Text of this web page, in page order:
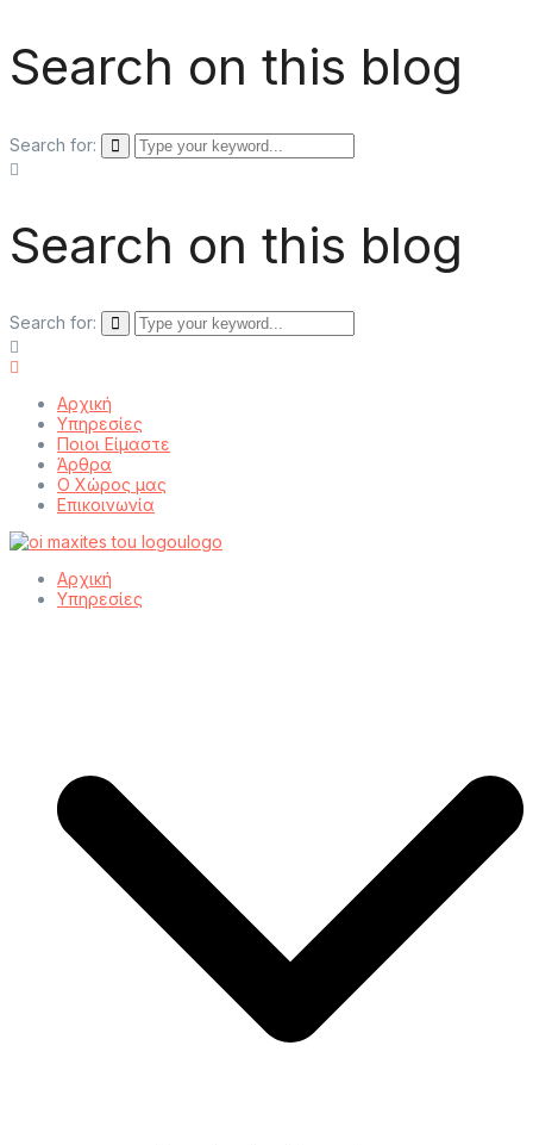
Search on this blog
Search for:
Search on this blog
Search for:
Αρχική
Υπηρεσίες
Ποιοι Είμαστε
Άρθρα
Ο Χώρος μας
Επικοινωνία
Αρχική
Υπηρεσίες